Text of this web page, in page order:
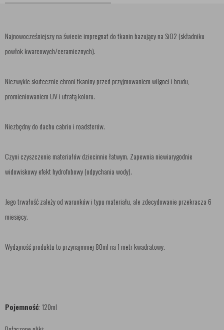
Najnowocześniejszy na świecie impregnat do tkanin bazujący na SiO2 (składniku
powłok kwarcowych/ceramicznych).
Niezwykle skutecznie chroni tkaniny przed przyjmowaniem wilgoci i brudu,
promieniowaniem UV i utratą koloru.
Niezbędny do dachu cabrio i roadsterów.
Czyni czyszczenie materiałów dziecinnie łatwym. Zapewnia niewiarygodnie
widowiskowy efekt hydrofobowy (odpychania wody).
Jego trwałość zależy od warunków i typu materiału, ale zdecydowanie przekracza 6
miesięcy.
Wydajność produktu to przynajmniej 80ml na 1 metr kwadratowy.
Pojemność: 120ml